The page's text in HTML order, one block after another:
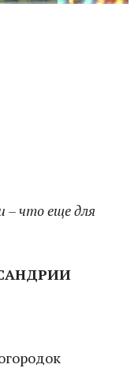
– что еще для